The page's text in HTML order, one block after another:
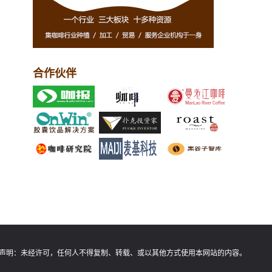
合作伙伴
明： 未经许可，任何人不得复制、转载、或以其他方式使用本网站的内容。